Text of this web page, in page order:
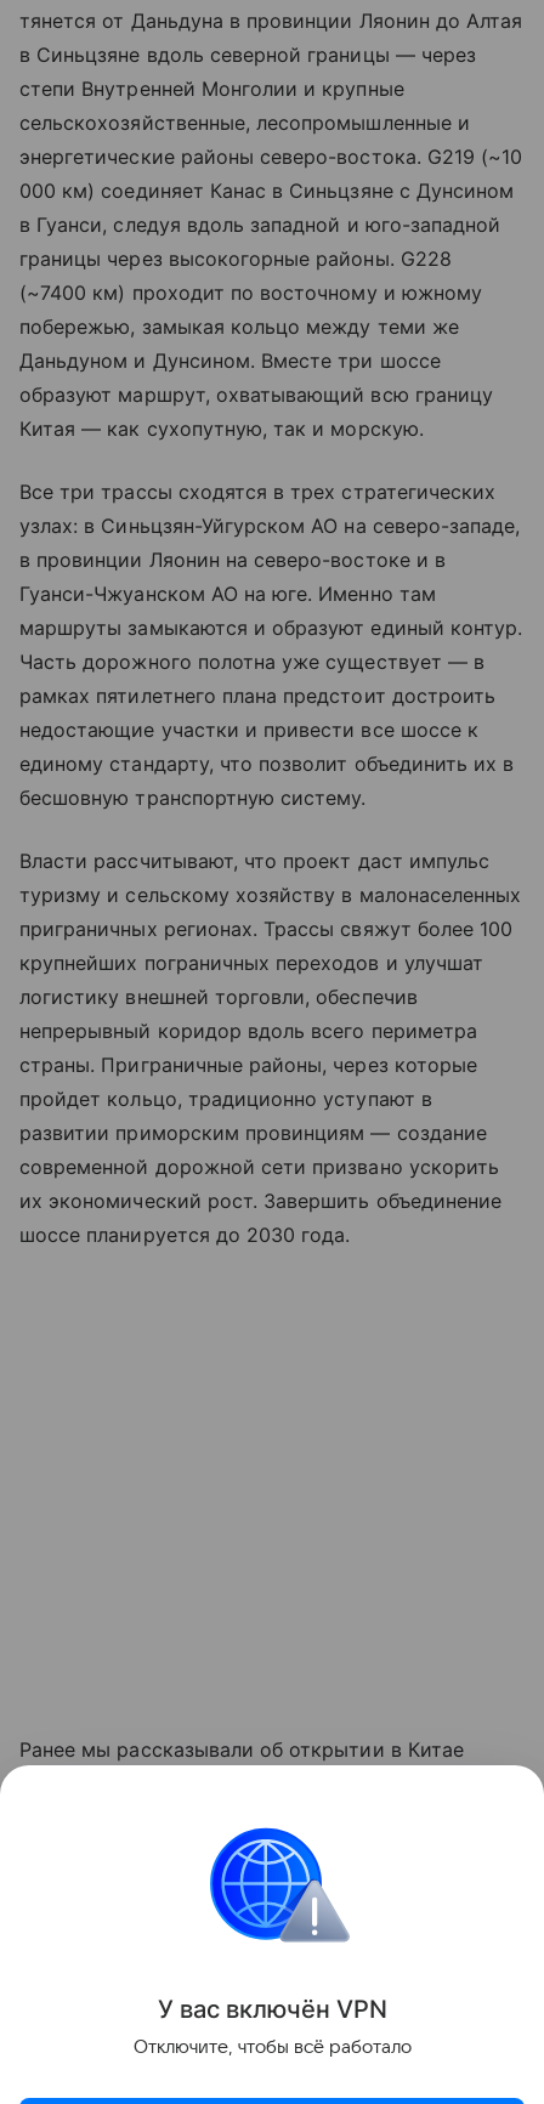
тянется от Даньдуна в провинции Ляонин до Алтая
в Синьцзяне вдоль северной границы — через
степи Внутренней Монголии и крупные
сельскохозяйственные, лесопромышленные и
энергетические районы северо-востока. G219 (~10
000 км) соединяет Канас в Синьцзяне с Дунсином
в Гуанси, следуя вдоль западной и юго-западной
границы через высокогорные районы. G228
(~7400 км) проходит по восточному и южному
побережью, замыкая кольцо между теми же
Даньдуном и Дунсином. Вместе три шоссе
образуют маршрут, охватывающий всю границу
Китая — как сухопутную, так и морскую.
Все три трассы сходятся в трех стратегических
узлах: в Синьцзян-Уйгурском АО на северо-западе,
в провинции Ляонин на северо-востоке и в
Гуанси-Чжуанском АО на юге. Именно там
маршруты замыкаются и образуют единый контур.
Часть дорожного полотна уже существует — в
рамках пятилетнего плана предстоит достроить
недостающие участки и привести все шоссе к
единому стандарту, что позволит объединить их в
бесшовную транспортную систему.
Власти рассчитывают, что проект даст импульс
туризму и сельскому хозяйству в малонаселенных
приграничных регионах. Трассы свяжут более 100
крупнейших пограничных переходов и улучшат
логистику внешней торговли, обеспечив
непрерывный коридор вдоль всего периметра
страны. Приграничные районы, через которые
пройдет кольцо, традиционно уступают в
развитии приморским провинциям — создание
современной дорожной сети призвано ускорить
их экономический рост. Завершить объединение
шоссе планируется до 2030 года.
Ранее мы рассказывали об открытии в Китае
Поделиться
У вас включён VPN
Отключите, чтобы всё работало